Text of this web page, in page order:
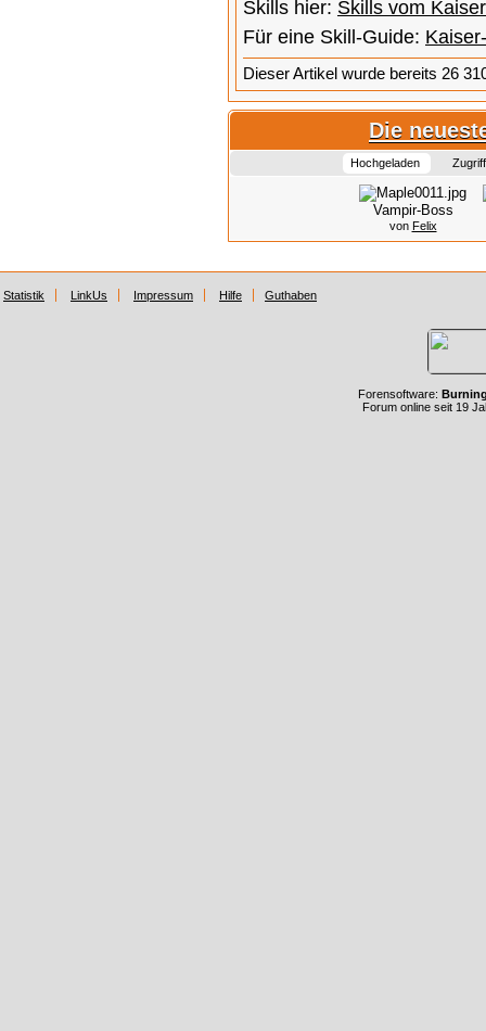
Skills hier: Skills vom Kaiser
Für eine Skill-Guide:
Dieser Artikel wurde bereits 26
Die
Hochgeladen
Vampir-Boss
von Felix
Statistik LinkUs Impressum Hilfe Guthaben
Forensoftware:
Forum online seit 19